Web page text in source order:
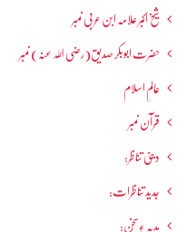
شیخ اکبر علامہ ابن عربی نمبر
حضرت ابوبکر صدیق(رضی اللہ عنہ) نمبر
عالمِ اسلام
قرآن نمبر
دینی تناظر:
جدید تناظرات:
ہدیہ ءِسُخن: